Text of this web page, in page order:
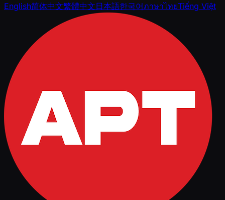
English简体中文繁體中文日本語한국어ภาษาไทยTiếng Việt